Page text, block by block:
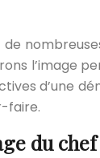
de
l’image
d’une
faire.
du